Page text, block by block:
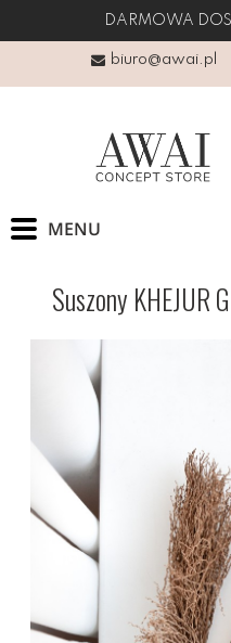
DARMOWA
biuro@awai.pl
Suszony KHEJUR